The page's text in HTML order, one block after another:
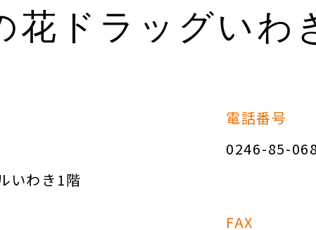
花ドラッグいわ
いわき1階
電話番号
0246-85-
FAX